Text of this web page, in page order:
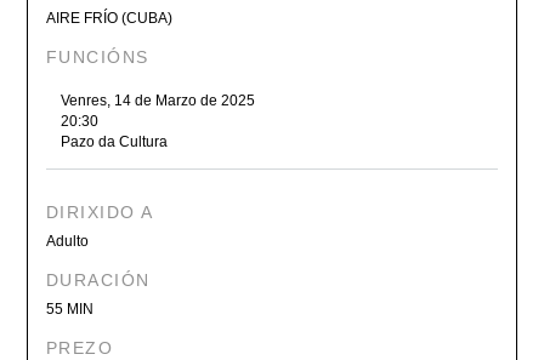
AIRE FRÍO (CUBA)
FUNCIÓNS
Venres, 14 de Marzo de 2025
20:30
Pazo da Cultura
DIRIXIDO A
Adulto
DURACIÓN
55 MIN
PREZO